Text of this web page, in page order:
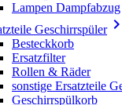
Lampen Dampfabzug
Geschirrspüler
Besteckkorb
Ersatzfilter
Rollen & Räder
sonstige Ersatzteile
Geschirrspülkorb